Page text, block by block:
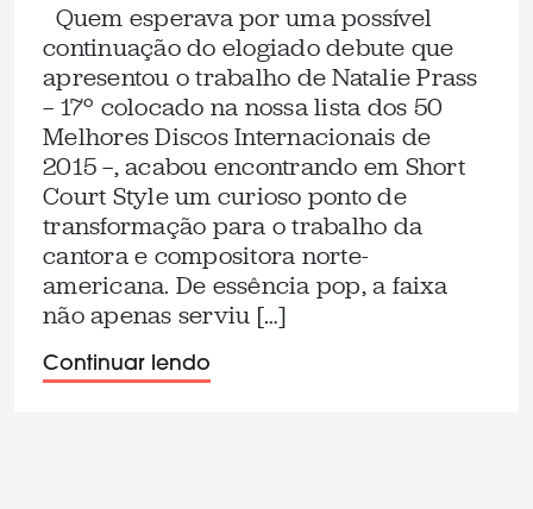
Quem esperava por uma possível
continuação do elogiado debute que
apresentou o trabalho de Natalie Prass
— 17º colocado na nossa lista dos 50
Melhores Discos Internacionais de
2015 —, acabou encontrando em Short
Court Style um curioso ponto de
transformação para o trabalho da
cantora e compositora norte-
americana. De essência pop, a faixa
não apenas serviu […]
Continuar lendo